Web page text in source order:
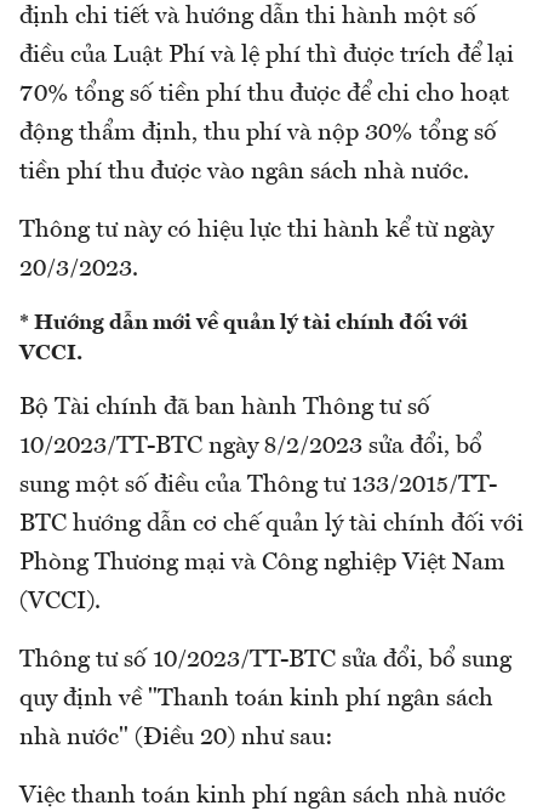
định chi tiết và hướng dẫn thi hành một số
điều của Luật Phí và lệ phí thì được trích để lại
70% tổng số tiền phí thu được để chi cho hoạt
động thẩm định, thu phí và nộp 30% tổng số
tiền phí thu được vào ngân sách nhà nước.
Thông tư này có hiệu lực thi hành kể từ ngày
20/3/2023.
* Hướng dẫn mới về quản lý tài chính đối với
VCCI.
Bộ Tài chính đã ban hành Thông tư số
10/2023/TT-BTC ngày 8/2/2023 sửa đổi, bổ
sung một số điều của Thông tư 133/2015/TT-
BTC hướng dẫn cơ chế quản lý tài chính đối với
Phòng Thương mại và Công nghiệp Việt Nam
(VCCI).
Thông tư số 10/2023/TT-BTC sửa đổi, bổ sung
quy định về "Thanh toán kinh phí ngân sách
nhà nước" (Điều 20) như sau:
Việc thanh toán kinh phí ngân sách nhà nước